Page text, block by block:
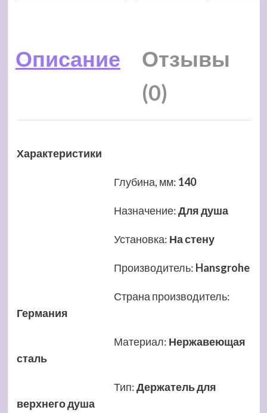
Описание
Отзывы
(0)
Характеристики
Глубина, мм: 140
Назначение:Для душа
Установка: На стену
Производитель: Hansgrohe
Страна производитель:
Германия
Материал: Нержавеющая
сталь
Тип:Держатель для
верхнего душа